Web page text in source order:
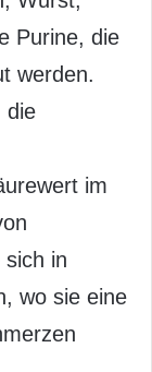
Purine, die
werden.
die
im
in
wo sie eine